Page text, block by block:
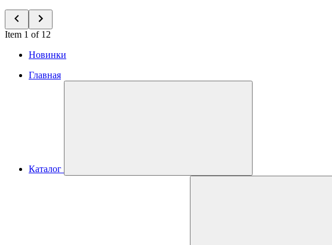
Item 1 of 12
Новинки
Главная
Каталог